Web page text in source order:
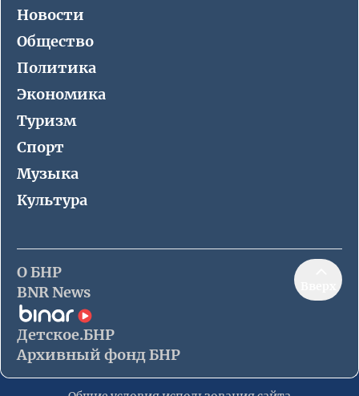
Новости
Общество
Политика
Экономика
Туризм
Спорт
Музыка
Культура
О БНР
BNR News
Детское.БНР
Архивный фонд БНР